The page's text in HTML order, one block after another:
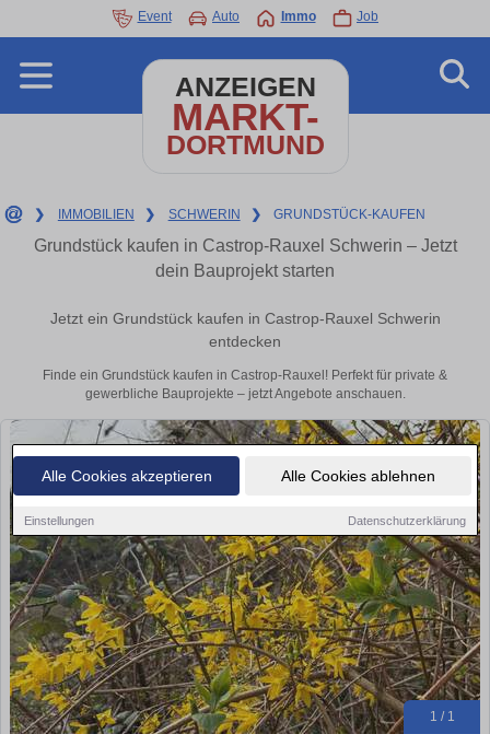
Alle Cookies akzeptieren Alle Cookies ablehnen
Einstellungen Datenschutzerklärung
Event Auto Immo Job
ANZEIGEN
MARKT-
DORTMUND
❯ IMMOBILIEN ❯ SCHWERIN ❯ GRUNDSTÜCK-KAUFEN
Grundstück kaufen in Castrop-Rauxel Schwerin – Jetzt
dein Bauprojekt starten
Jetzt ein Grundstück kaufen in Castrop-Rauxel Schwerin
entdecken
Finde ein Grundstück kaufen in Castrop-Rauxel! Perfekt für private &
gewerbliche Bauprojekte – jetzt Angebote anschauen.
1 / 1